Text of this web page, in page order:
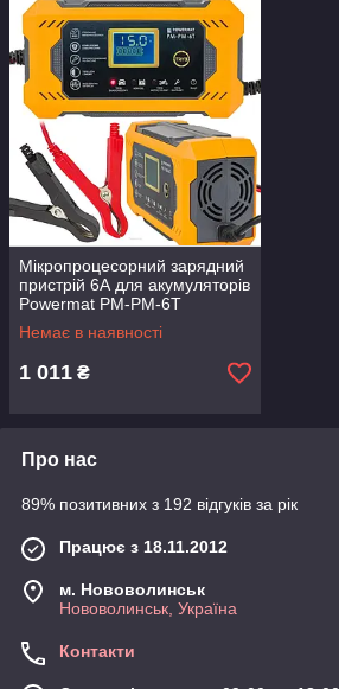
Мікропроцесорний зарядний
пристрій 6А для акумуляторів
Powermat PM-PM-6Т
Немає в наявності
1 011 ₴
Про нас
89% позитивних з 192 відгуків за рік
Працює з 18.11.2012
м. Нововолинськ
Нововолинськ, Україна
Контакти